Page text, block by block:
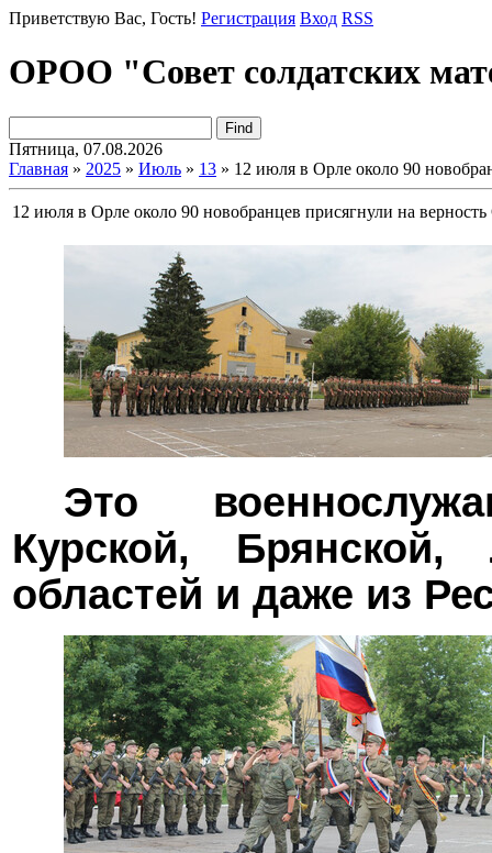
Приветствую Вас, Гость! Регистрация Вход RSS
ОРОО "Совет солдатских
Пятница, 07.08.2026
Главная » 2025 » Июль » 13 » 12 июля в Орле около 90
12 июля в Орле около 90 новобранцев присягнули на верность
Это
Курской, Брянской,
областей и даже из